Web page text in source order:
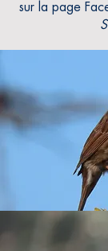
sur la page